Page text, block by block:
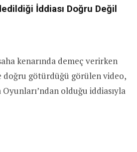
İddiası Doğru Değil
kenarında demeç verirken
doğru götürdüğü görülen video,
olduğu iddiasıyla